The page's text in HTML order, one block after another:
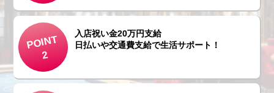
POINT
2
入店祝い金20万円支給
日払いや交通費支給で生活サポート！